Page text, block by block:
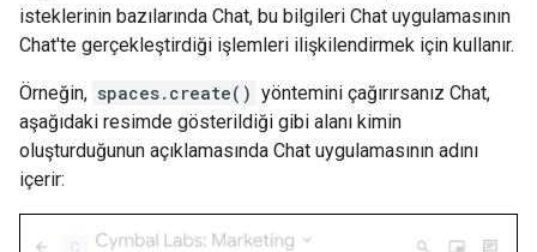
isteklerinin bazılarında Chat, bu bilgileri Chat uygulamasının
Chat'te gerçekleştirdiği işlemleri ilişkilendirmek için kullanır.
Örneğin, spaces.create() yöntemini çağırırsanız Chat,
aşağıdaki resimde gösterildiği gibi alanı kimin
oluşturduğunun açıklamasında Chat uygulamasının adını
içerir: